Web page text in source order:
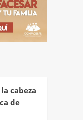
cabeza
de